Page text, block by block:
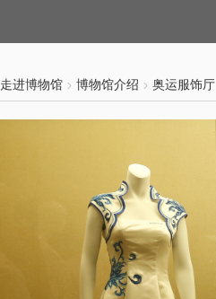
走进博物馆 博物馆介绍 奥运服饰厅